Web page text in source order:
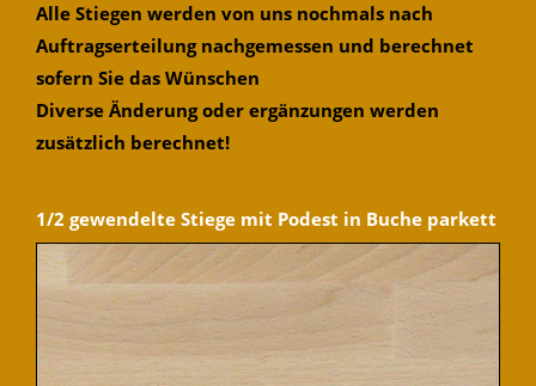
Alle Stiegen werden von uns nochmals nach
Auftragserteilung nachgemessen und berechnet
sofern Sie das Wünschen
Diverse Änderung oder ergänzungen werden
zusätzlich berechnet!
1/2 gewendelte Stiege mit Podest in Buche parkett